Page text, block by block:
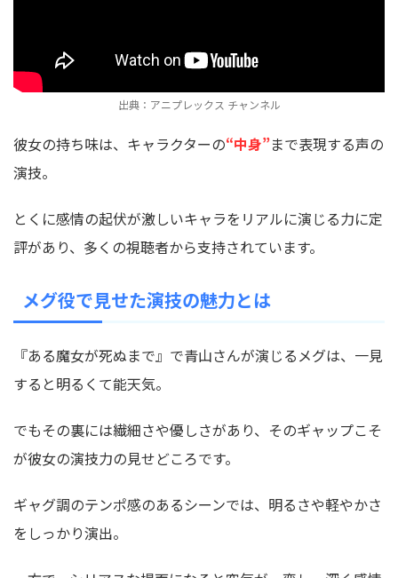
出典：アニプレックス チャンネル
彼女の持ち味は、キャラクターの“中身”まで表現する声の
演技。
とくに感情の起伏が激しいキャラをリアルに演じる力に定
評があり、多くの視聴者から支持されています。
メグ役で見せた演技の魅力とは
『ある魔女が死ぬまで』で青山さんが演じるメグは、一見
すると明るくて能天気。
でもその裏には繊細さや優しさがあり、そのギャップこそ
が彼女の演技力の見せどころです。
ギャグ調のテンポ感のあるシーンでは、明るさや軽やかさ
をしっかり演出。